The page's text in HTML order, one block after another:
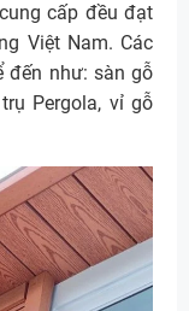
cấp đều đạt
Việt Nam. Các
đến như: sàn gỗ
Pergola, vỉ gỗ